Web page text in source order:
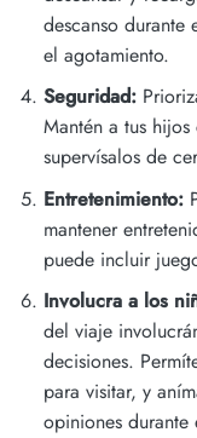
descanso durante
el agotamiento.
Seguridad:
Mantén a tus
supervísalos de
Entretenimiento:
mantener
puede incluir
Involucra a los
del viaje
decisiones.
para visitar, y
opiniones durante